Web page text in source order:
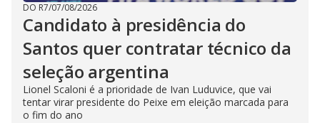
DO R7/07/08/2026
Candidato à presidência do
Santos quer contratar técnico da
seleção argentina
Lionel Scaloni é a prioridade de Ivan Luduvice, que vai
tentar virar presidente do Peixe em eleição marcada para
o fim do ano